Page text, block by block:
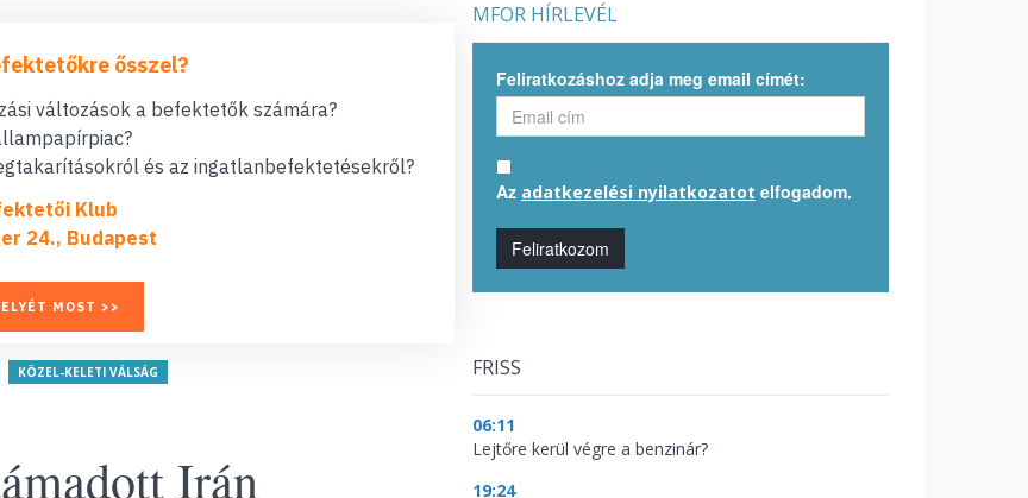
ősszel?
változások a befektetők számára?
és az ingatlanbefektetésekről?
Klub
24., Budapest
MOST >>
KÖZEL-KELETI VÁLSÁG
Irán
MFOR HÍRLEVÉL
Feliratkozáshoz adja meg email címét:
Az adatkezelési nyilatkozatot elfogadom.
Feliratkozom
FRISS
06:11
Lejtőre kerül végre a benzinár?
19:24